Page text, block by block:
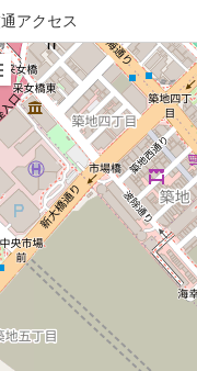
アクセス